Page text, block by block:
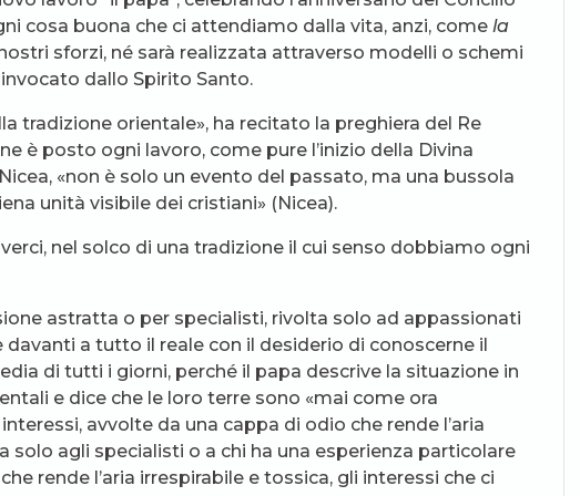
cosa buona che ci attendiamo dalla vita, anzi, come la
sforzi, né sarà realizzata attraverso modelli o schemi
dallo Spirito Santo.
tradizione orientale», ha recitato la preghiera del Re
è posto ogni lavoro, come pure l’inizio della Divina
«non è solo un evento del passato, ma una bussola
unità visibile dei cristiani» (Nicea).
nel solco di una tradizione il cui senso dobbiamo ogni
astratta o per specialisti, rivolta solo ad appassionati
a tutto il reale con il desiderio di conoscerne il
di tutti i giorni, perché il papa descrive la situazione in
e dice che le loro terre sono «mai come ora
avvolte da una cappa di odio che rende l’aria
solo agli specialisti o a chi ha una esperienza particolare
rende l’aria irrespirabile e tossica, gli interessi che ci